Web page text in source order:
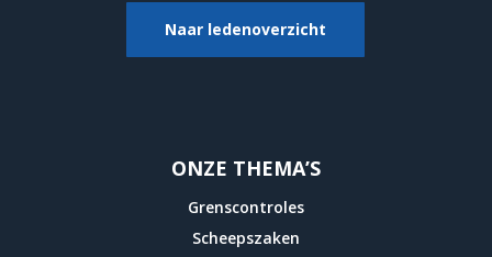
Naar ledenoverzicht
ONZE THEMA’S
Grenscontroles
Scheepszaken